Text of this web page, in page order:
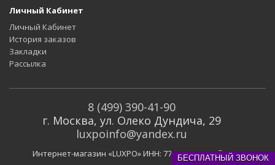
Личный Кабинет
Личный Кабинет
История заказов
Закладки
Рассылка
8 (499) 390-41-90
г. Москва, ул. Олеко Дундича, 29
luxpoinfo@yandex.ru
Интернет-магазин «LUXPO» ИНН: 773129324794 © 2019
БЕСПЛАТНЫЙ ЗВОНОК